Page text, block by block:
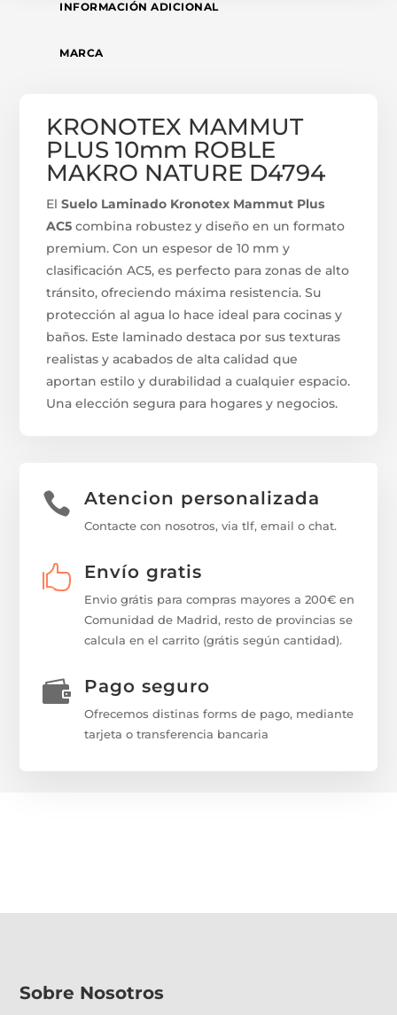
INFORMACIÓN ADICIONAL
MARCA
KRONOTEX MAMMUT
PLUS 10mm ROBLE
MAKRO NATURE D4794
ElSuelo Laminado Kronotex Mammut Plus
AC5 combina robustez y diseño en un formato
premium. Con un espesor de 10 mm y
clasificación AC5, es perfecto para zonas de alto
tránsito, ofreciendo máxima resistencia. Su
protección al agua lo hace ideal para cocinas y
baños. Este laminado destaca por sus texturas
realistas y acabados de alta calidad que
aportan estilo y durabilidad a cualquier espacio.
Una elección segura para hogares y negocios.
 Atencion personalizada
Contacte con nosotros, via tlf, email o chat.
 Envío gratis
Envio grátis para compras mayores a 200€ en
Comunidad de Madrid, resto de provincias se
calcula en el carrito (grátis según cantidad).
 Pago seguro
Ofrecemos distinas forms de pago, mediante
tarjeta o transferencia bancaria
Sobre Nosotros